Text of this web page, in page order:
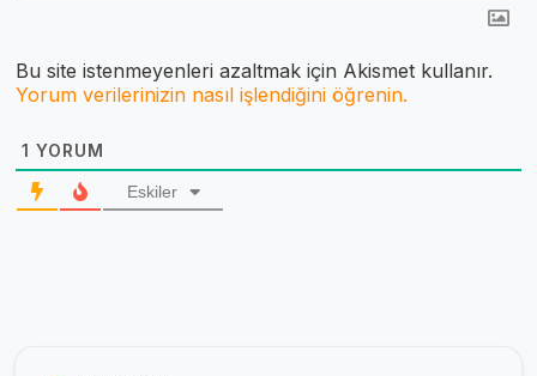
Bu site istenmeyenleri azaltmak için Akismet kullanır.
Yorum verilerinizin nasıl işlendiğini öğrenin.
1 YORUM
Eskiler